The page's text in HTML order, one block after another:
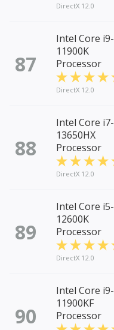
DirectX 12.0
87
Intel Core i9-
11900K
Processor
DirectX 12.0
88
Intel Core i7-
13650HX
Processor
DirectX 12.0
89
Intel Core i5-
12600K
Processor
DirectX 12.0
90
Intel Core i9-
11900KF
Processor